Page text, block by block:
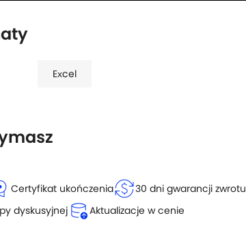
Excel
Certyfikat ukończeniacurrency_exchange30 dni gwarancji zwrotu
dyskusyjnej database_uploadAktualizacje w cenie